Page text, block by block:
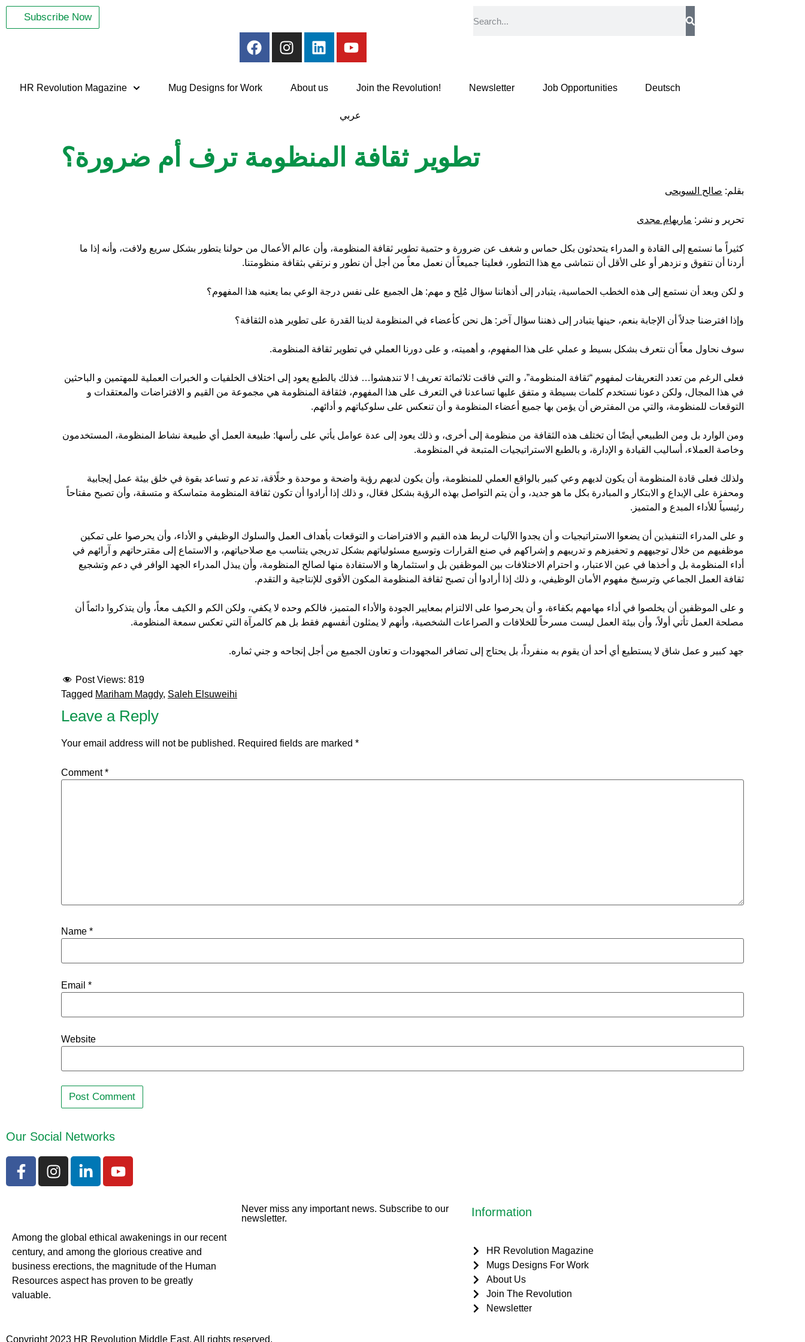
Subscribe Now
HR Revolution Magazine Mug Designs for Work About us Join the Revolution! Newsletter Job Opportunities Deutsch
عربي
تطوير ثقافة المنظومة ترف أم ضرورة؟
بقلم: صالح السويحى
تحرير و نشر: ماريهام مجدى
كثيراً ما نستمع إلى القادة و المدراء يتحدثون بكل حماس و شغف عن ضرورة و حتمية تطوير ثقافة المنظومة، وأن عالم الأعمال من حولنا يتطور بشكل سريع ولافت، وأنه إذا ما
أردنا أن نتفوق و نزدهر أو على الأقل أن نتماشى مع هذا التطور، فعلينا جميعاً أن نعمل معاً من أجل أن نطور و نرتقي بثقافة منظومتنا.
و لكن وبعد أن نستمع إلى هذه الخطب الحماسية، يتبادر إلى أذهاننا سؤال مُلِح و مهم: هل الجميع على نفس درجة الوعي بما يعنيه هذا المفهوم؟
وإذا افترضنا جدلاً أن الإجابة بنعم، حينها يتبادر إلى ذهننا سؤال آخر: هل نحن كأعضاء في المنظومة لدينا القدرة على تطوير هذه الثقافة؟
سوف نحاول معاً أن نتعرف بشكل بسيط و عملي على هذا المفهوم، و أهميته، و على دورنا العملي في تطوير ثقافة المنظومة.
فعلى الرغم من تعدد التعريفات لمفهوم “ثقافة المنظومة”، و التي فاقت ثلاثمائة تعريف ! لا تندهشوا… فذلك بالطبع يعود إلى اختلاف الخلفيات و الخبرات العملية للمهتمين و الباحثين
في هذا المجال، ولكن دعونا نستخدم كلمات بسيطة و متفق عليها تساعدنا في التعرف على هذا المفهوم، فثقافة المنظومة هي مجموعة من القيم و الافتراضات والمعتقدات و
التوقعات للمنظومة، والتي من المفترض أن يؤمن بها جميع أعضاء المنظومة و أن تنعكس على سلوكياتهم و أدائهم.
ومن الوارد بل ومن الطبيعي أيضًا أن تختلف هذه الثقافة من منظومة إلى أخرى، و ذلك يعود إلى عدة عوامل يأتي على رأسها: طبيعة العمل أي طبيعة نشاط المنظومة، المستخدمون
وخاصة العملاء، أساليب القيادة و الإدارة، و بالطبع الاستراتيجيات المتبعة في المنظومة.
ولذلك فعلى قادة المنظومة أن يكون لديهم وعي كبير بالواقع العملي للمنظومة، وأن يكون لديهم رؤية واضحة و موحدة و خلًاقة، تدعم و تساعد بقوة في خلق بيئة عمل إيجابية
ومحفزة على الإبداع و الابتكار و المبادرة بكل ما هو جديد، و أن يتم التواصل بهذه الرؤية بشكل فعَال، و ذلك إذا أرادوا أن تكون ثقافة المنظومة متماسكة و متسقة، وأن تصبح مفتاحاً
رئيسياً للأداء المبدع و المتميز.
و على المدراء التنفيذين أن يضعوا الاستراتيجيات و أن يجدوا الآليات لربط هذه القيم و الافتراضات و التوقعات بأهداف العمل والسلوك الوظيفي و الأداء، وأن يحرصوا على تمكين
موظفيهم من خلال توجيههم و تحفيزهم و تدريبهم و إشراكهم في صنع القرارات وتوسيع مسئولياتهم بشكل تدريجي يتناسب مع صلاحياتهم، و الاستماع إلى مقترحاتهم و آرائهم في
أداء المنظومة بل و أخذها في عين الاعتبار، و احترام الاختلافات بين الموظفين بل و استثمارها و الاستفادة منها لصالح المنظومة، وأن يبذل المدراء الجهد الوافر في دعم وتشجيع
ثقافة العمل الجماعي وترسيخ مفهوم الأمان الوظيفي، و ذلك إذا أرادوا أن تصبح ثقافة المنظومة المكون الأقوى للإنتاجية و التقدم.
و على الموظفين أن يخلصوا في أداء مهامهم بكفاءة، و أن يحرصوا على الالتزام بمعايير الجودة والأداء المتميز، فالكم وحده لا يكفي، ولكن الكم و الكيف معاً، وأن يتذكروا دائماً أن
مصلحة العمل تأتي أولاً، وأن بيئة العمل ليست مسرحاً للخلافات و الصراعات الشخصية، وأنهم لا يمثلون أنفسهم فقط بل هم كالمرآة التي تعكس سمعة المنظومة.
جهد كبير و عمل شاق لا يستطيع أي أحد أن يقوم به منفرداً، بل يحتاج إلى تضافر المجهودات و تعاون الجميع من أجل إنجاحه و جني ثماره.
Post Views: 819
Tagged Mariham Magdy, Saleh Elsuweihi
Leave a Reply
Your email address will not be published. Required fields are marked *
Comment*
Name *
Email *
Website
Our Social Networks
Among the global ethical awakenings in our recent
century, and among the glorious creative and
business erections, the magnitude of the Human
Resources aspect has proven to be greatly
valuable.
Never miss any important news. Subscribe to our
newsletter.
Information
HR Revolution Magazine
Mugs Designs For Work
About Us
Join The Revolution
Newsletter
Copyright 2023 HR Revolution Middle East. All rights reserved.